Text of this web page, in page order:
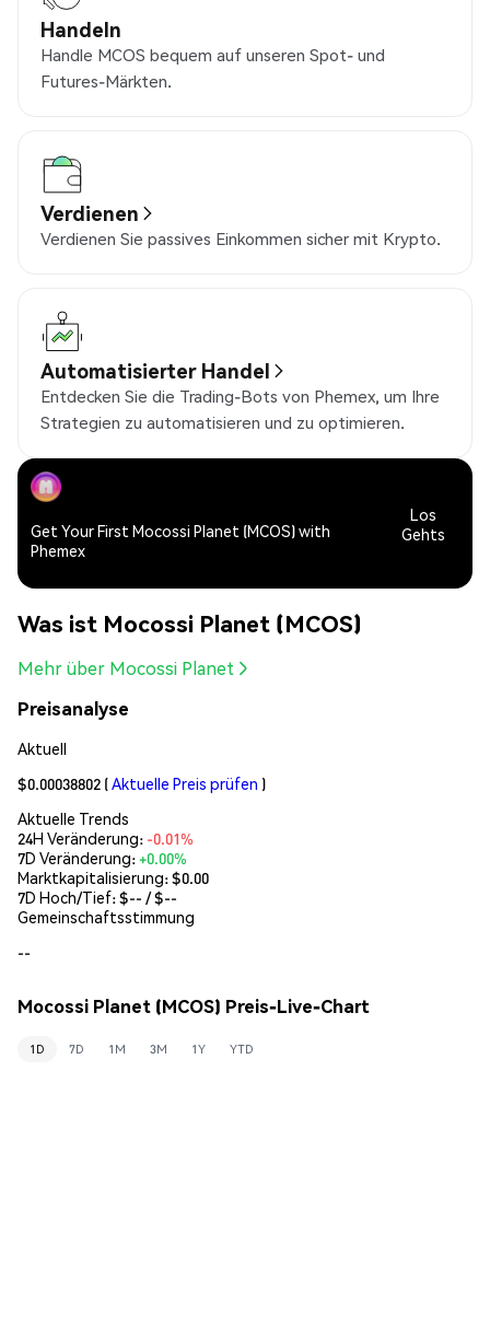
Handeln
Handle MCOS bequem auf unseren Spot- und
Futures-Märkten.
Verdienen
Verdienen Sie passives Einkommen sicher mit Krypto.
Automatisierter Handel
Entdecken Sie die Trading-Bots von Phemex, um Ihre
Strategien zu automatisieren und zu optimieren.
Get Your First Mocossi Planet (MCOS) with
Phemex
Los
Gehts
Was ist Mocossi Planet (MCOS)
Mehr über Mocossi Planet
Preisanalyse
Aktuell
$0.00038802 (Aktuelle Preis prüfen )
Aktuelle Trends
24H Veränderung: -0.01%
7D Veränderung:+0.00%
Marktkapitalisierung:$0.00
7D Hoch/Tief: $-- / $--
Gemeinschaftsstimmung
--
Mocossi Planet (MCOS) Preis-Live-Chart
1D 7D 1M 3M 1Y YTD